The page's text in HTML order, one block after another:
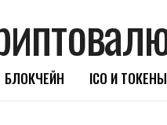
БЛОКЧЕЙН ICO И ТОКЕНЫ